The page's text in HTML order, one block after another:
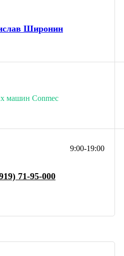
Широнин
машин Conmec
9:00-19:00
71-95-000